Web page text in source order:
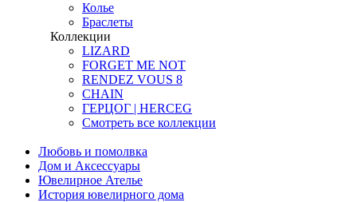
Колье
Браслеты
Коллекции
LIZARD
FORGET ME NOT
RENDEZ VOUS 8
CHAIN
ГЕРЦОГ | HERCEG
Смотреть все коллекции
Любовь и помолвка
Дом и Аксессуары
Ювелирное Ателье
История ювелирного дома